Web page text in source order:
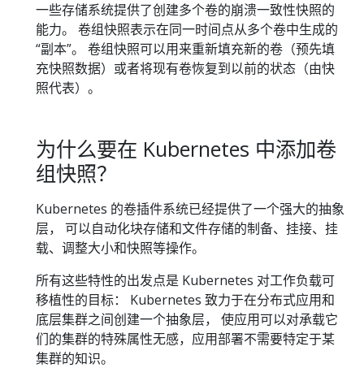
一些存储系统提供了创建多个卷的崩溃一致性快照的
能力。 卷组快照表示在同一时间点从多个卷中生成的
“副本”。 卷组快照可以用来重新填充新的卷（预先填
充快照数据）或者将现有卷恢复到以前的状态（由快
照代表）。
为什么要在 Kubernetes 中添加卷
组快照？
Kubernetes 的卷插件系统已经提供了一个强大的抽象
层， 可以自动化块存储和文件存储的制备、挂接、挂
载、调整大小和快照等操作。
所有这些特性的出发点是 Kubernetes 对工作负载可
移植性的目标： Kubernetes 致力于在分布式应用和
底层集群之间创建一个抽象层， 使应用可以对承载它
们的集群的特殊属性无感，应用部署不需要特定于某
集群的知识。